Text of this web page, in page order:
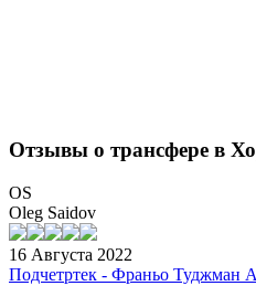
Отзывы о трансфере в
OS
Oleg Saidov
16 Августа 2022
Подчетртек - Франьо Туджман